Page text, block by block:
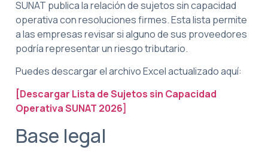
SUNAT publica la relación de sujetos sin capacidad
operativa con resoluciones firmes. Esta lista permite
a las empresas revisar si alguno de sus proveedores
podría representar un riesgo tributario.
Puedes descargar el archivo Excel actualizado aquí:
[Descargar Lista de Sujetos sin Capacidad
Operativa SUNAT 2026]
Base legal